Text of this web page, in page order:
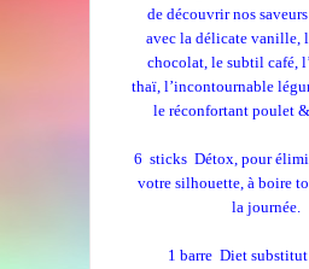
de découvrir nos
avec la délicate vanille,
chocolat, le subtil café,
thaï, l’incontournable
le réconfortant poulet
6 sticks Détox, pour
votre silhouette, à boire
la journée.
1 barre Diet substitut